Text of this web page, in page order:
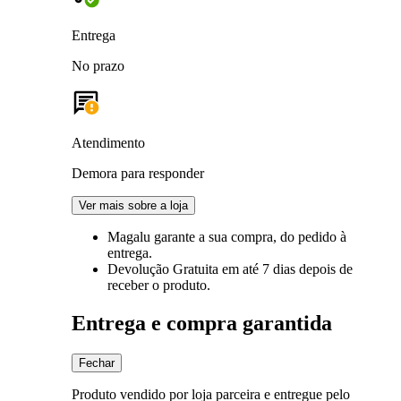
Entrega
No prazo
Atendimento
Demora para responder
Ver mais sobre a loja
Magalu garante a sua compra, do pedido à
entrega.
Devolução Gratuita em até 7 dias depois de
receber o produto.
Entrega e compra garantida
Fechar
Produto vendido por loja parceira e entregue pelo